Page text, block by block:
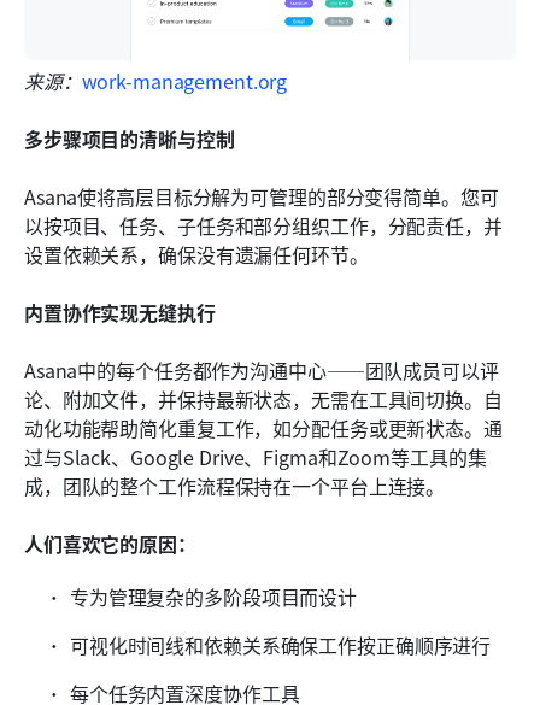
来源： work-management.org
多步骤项目的清晰与控制
Asana使将高层目标分解为可管理的部分变得简单。您可
以按项目、任务、子任务和部分组织工作，分配责任，并
设置依赖关系，确保没有遗漏任何环节。
内置协作实现无缝执行
Asana中的每个任务都作为沟通中心——团队成员可以评
论、附加文件，并保持最新状态，无需在工具间切换。自
动化功能帮助简化重复工作，如分配任务或更新状态。通
过与Slack、Google Drive、Figma和Zoom等工具的集
成，团队的整个工作流程保持在一个平台上连接。
人们喜欢它的原因：
专为管理复杂的多阶段项目而设计
可视化时间线和依赖关系确保工作按正确顺序进行
每个任务内置深度协作工具